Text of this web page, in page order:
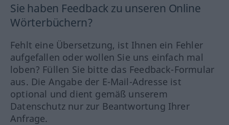
Sie haben Feedback zu unseren Online
Wörterbüchern?
Fehlt eine Übersetzung, ist Ihnen ein Fehler
aufgefallen oder wollen Sie uns einfach mal
loben? Füllen Sie bitte das Feedback-Formular
aus. Die Angabe der E-Mail-Adresse ist
optional und dient gemäß unserem
Datenschutz nur zur Beantwortung Ihrer
Anfrage.